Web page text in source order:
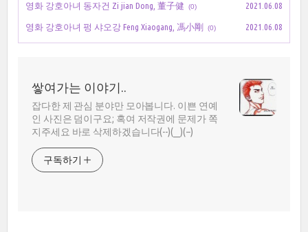
영화 강호아녀 동자건 Zi jian Dong, 董子健 (0) 2021.06.08
영화 강호아녀 펑 샤오강 Feng Xiaogang, 馮小剛 (0) 2021.06.08
쌓여가는 이야기..
잡다한 제 관심 분야만 모아봅니다. 이쁜 연예
인 사진은 덤이구요; 혹여 저작권에 문제가 쪽
지주세요 바로 삭제하겠습니다(--)(__)(--)
구독하기